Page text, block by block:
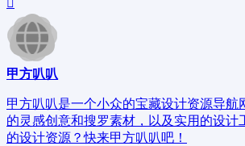
甲方叭叭
甲方叭叭是一个小众的宝藏设计资源导航
的灵感创意和搜罗素材，以及实用的设计
的设计资源？快来甲方叭叭吧！